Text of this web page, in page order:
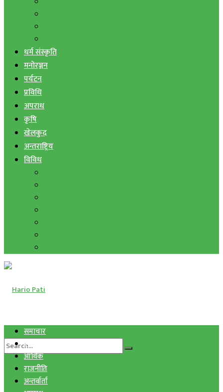
धर्म संस्कृति
मनोरञ्जन
पर्यटन
प्रविधि
अपराध
कृषि
खेलकुद
अन्तराष्ट्रिय
विविध
समाचार
स्वास्थ्य
आर्थिक
राजनीति
अन्तर्वार्ता